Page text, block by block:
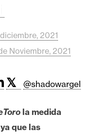
2021
Noviembre, 2021
𝕏 @shadowargel
la medida
que las